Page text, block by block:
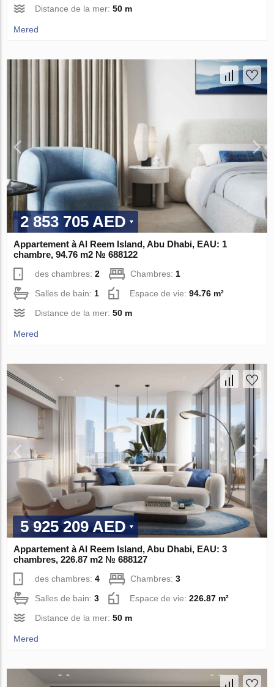
Distance de la mer:50 m
Mered
2 853 705 AED
Appartement à Al Reem Island, Abu Dhabi, EAU: 1
chambre, 94.76 m2 № 688122
des chambres:2 Chambres:1
Salles de bain:1 Espace de vie:94.76 m²
Distance de la mer:50 m
Mered
5 925 209 AED
Appartement à Al Reem Island, Abu Dhabi, EAU: 3
chambres, 226.87 m2 № 688127
des chambres:4 Chambres:3
Salles de bain:3 Espace de vie:226.87 m²
Distance de la mer:50 m
Mered